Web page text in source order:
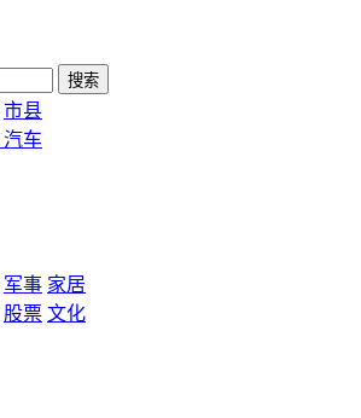
搜索
市县
汽车
军事 家居
股票 文化